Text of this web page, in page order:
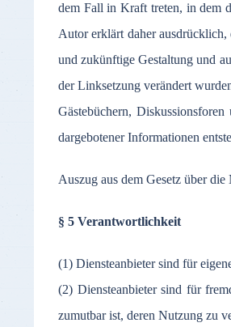
dem Fall in Kraft treten, indem
Autor erklärt daher ausdrücklich,
undzukünftige Gestaltung und
der Linksetzung verändert
Gästebüchern, Diskussionsforen
dargebotener Informationen
Auszug aus dem Gesetz über
§ 5 Verantwortlichkeit
(1) Diensteanbieter sind für
(2) Diensteanbieter sind für
zumutbar ist, deren Nutzung zu